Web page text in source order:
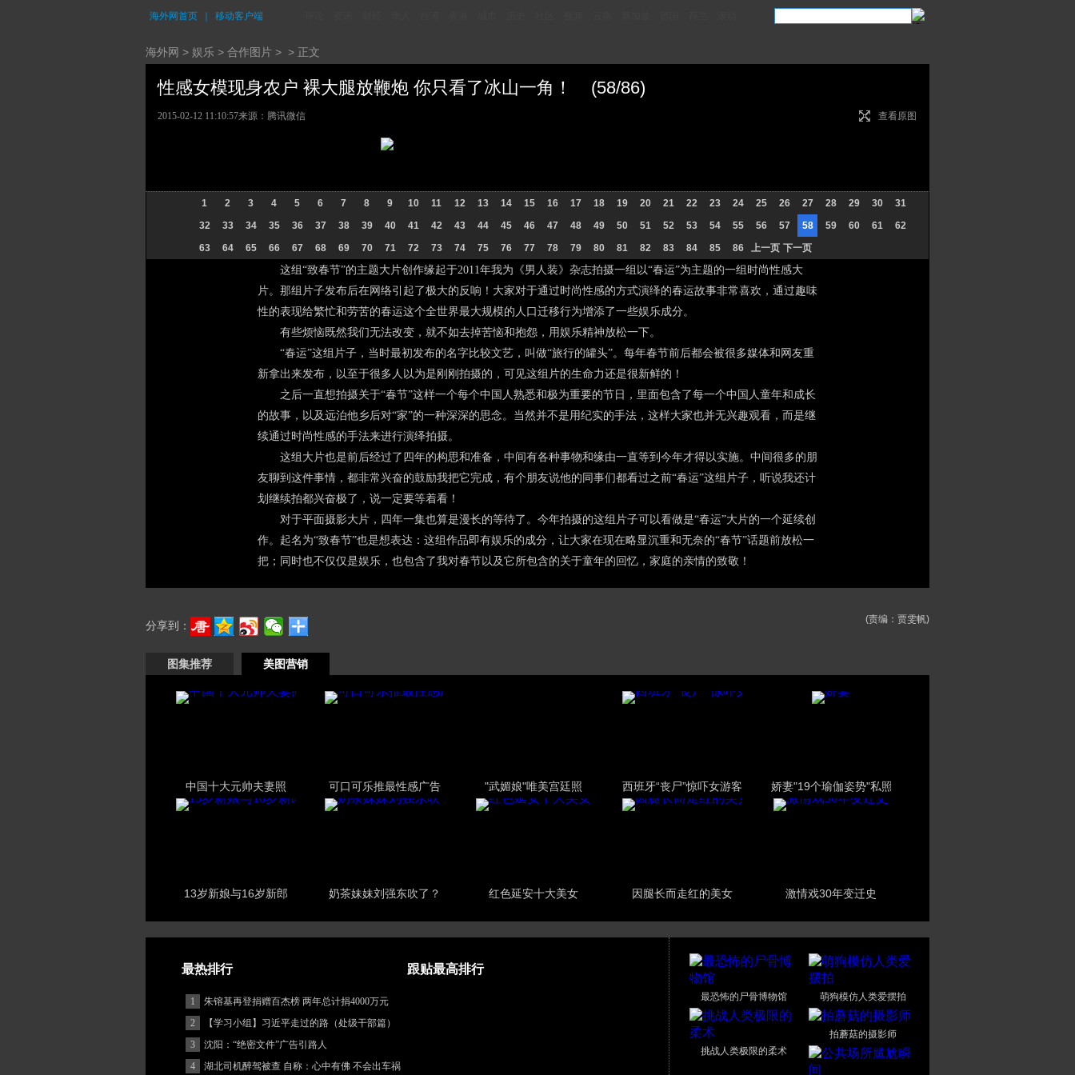
海外网首页 移动客户端
海外网 > 娱乐 > 合作图片 > > 正文
性感女模现身农户 裸大腿放鞭炮 你只看了冰山一角！ (58/86)
查看原图
2015-02-12 11:10:57来源：腾讯微信
1 2 3 4 5 6 7 8 9 10 11 12 13 14 15 16 17 18 19 20 21 22 23 24 25 26 27 28 29 30
31
32
33 34 35 36 37 38 39 40 41 42 43 44 45 46 47 48 49 50 51 52 53 54 55 56 57 58 59 60 61
62
63
64 65 66 67 68 69 70 71 72 73 74 75 76 77 78 79 80 81 82 83 84 85 86 上一页 下一页
这组“致春节”的主题大片创作缘起于2011年我为《男人装》杂志拍摄一组以“春运”为主题的一组时尚性感大
片。那组片子发布后在网络引起了极大的反响！大家对于通过时尚性感的方式演绎的春运故事非常喜欢，通过趣味
性的表现给繁忙和劳苦的春运这个全世界最大规模的人口迁移行为增添了一些娱乐成分。
有些烦恼既然我们无法改变，就不如去掉苦恼和抱怨，用娱乐精神放松一下。
“春运”这组片子，当时最初发布的名字比较文艺，叫做“旅行的罐头”。每年春节前后都会被很多媒体和网友重
新拿出来发布，以至于很多人以为是刚刚拍摄的，可见这组片的生命力还是很新鲜的！
之后一直想拍摄关于“春节”这样一个每个中国人熟悉和极为重要的节日，里面包含了每一个中国人童年和成长
的故事，以及远泊他乡后对“家”的一种深深的思念。当然并不是用纪实的手法，这样大家也并无兴趣观看，而是继
续通过时尚性感的手法来进行演绎拍摄。
这组大片也是前后经过了四年的构思和准备，中间有各种事物和缘由一直等到今年才得以实施。中间很多的朋
友聊到这件事情，都非常兴奋的鼓励我把它完成，有个朋友说他的同事们都看过之前“春运”这组片子，听说我还计
划继续拍都兴奋极了，说一定要等着看！
对于平面摄影大片，四年一集也算是漫长的等待了。今年拍摄的这组片子可以看做是“春运”大片的一个延续创
作。起名为“致春节”也是想表达：这组作品即有娱乐的成分，让大家在现在略显沉重和无奈的“春节”话题前放松一
把；同时也不仅仅是娱乐，也包含了我对春节以及它所包含的关于童年的回忆，家庭的亲情的致敬！
(责编：贾雯帆)
分享到：
图集推荐 美图营销
中国十大元帅夫妻照 可口可乐推最性感广告 "武媚娘"唯美宫廷照 西班牙“丧尸”惊吓女游客 娇妻"19个瑜伽姿势"私照
13岁新娘与16岁新郎 奶茶妹妹刘强东吹了？ 红色延安十大美女 因腿长而走红的美女 激情戏30年变迁史
最热排行 跟贴最高排行
1
朱镕基再登捐赠百杰榜 两年总计捐4000万元
2
【学习小组】习近平走过的路（处级干部篇）
3
沈阳：“绝密文件”广告引路人
4
湖北司机醉驾被查 自称：心中有佛 不会出车祸
最恐怖的尸骨博物馆 萌狗模仿人类爱摆拍
挑战人类极限的柔术
拍蘑菇的摄影师